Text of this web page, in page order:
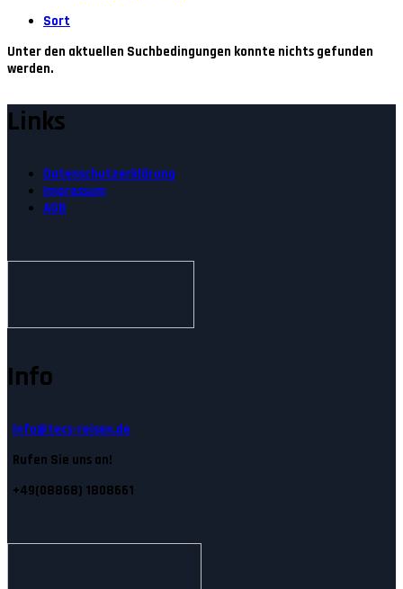
Sort
Unter den aktuellen Suchbedingungen konnte nichts gefunden
werden.
Links
Datenschutzerklärung
Impressum
AGB
Info
Info@tecs-reisen.de
Rufen Sie uns an!
+49(08868) 1808661